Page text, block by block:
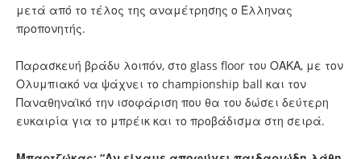
μετά από το τέλος της αναμέτρησης ο Έλληνας
προπονητής.
Παρασκευή βράδυ λοιπόν, στο glass floor του ΟΑΚΑ, με τον
Ολυμπιακό να ψάχνει το championship ball και τον
Παναθηναϊκό την ισοφάριση που θα του δώσει δεύτερη
ευκαιρία για το μπρέικ και το προβάδισμα στη σειρά.